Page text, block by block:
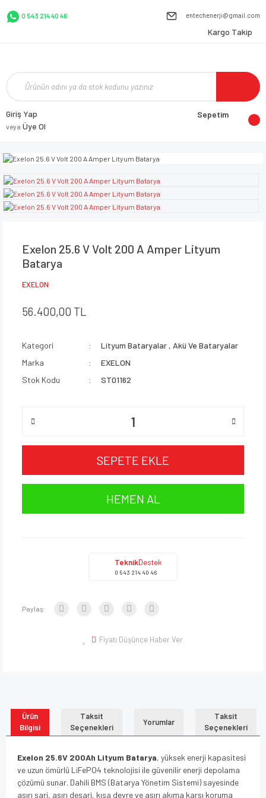
0 543 214 40 46 entechenerji@gmail.com
Kargo Takip
Giriş Yap
veya Üye Ol
Sepetim
Exelon 25.6 V Volt 200 A Amper Lityum
Batarya
EXELON
56.400,00 TL
Kategori Lityum Bataryalar , Akü Ve Bataryalar
Marka
EXELON
Stok Kodu
ST01162
SEPETE EKLE
HEMEN AL
TeknikDestek
0 543 214 40 46
Paylaş:
Fiyatı Düşünce Haber Ver
Ürün
Bilgisi
Taksit
Seçenekleri
Yorumlar
Taksit
Seçenekleri
Exelon 25.6V 200Ah Lityum Batarya, yüksek enerji kapasitesi
ve uzun ömürlü LiFePO4 teknolojisi ile güvenilir enerji depolama
çözümü sunar. Dahili BMS (Batarya Yönetim Sistemi) sayesinde
aşırı şarj, aşırı deşarj, kısa devre ve aşırı akıma karşı koruma